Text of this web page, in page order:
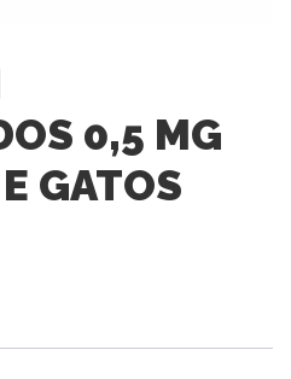
0,5 MG
GATOS